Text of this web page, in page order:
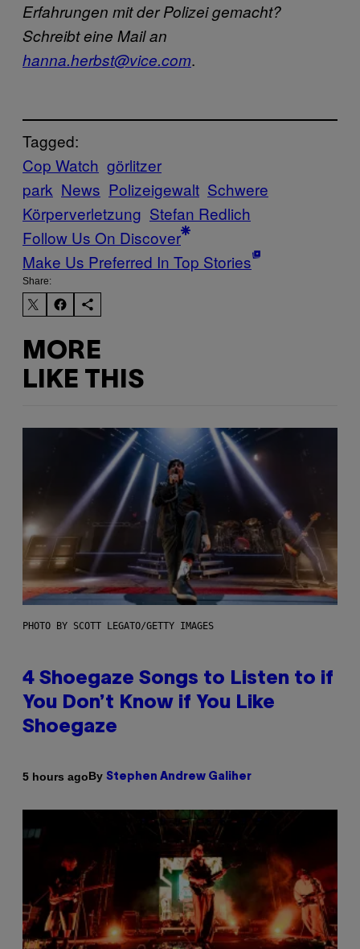
Erfahrungen mit der Polizei gemacht?
Schreibt eine Mail an
hanna.herbst@vice.com.
Tagged:
Cop Watch görlitzer
park News Polizeigewalt Schwere
Körperverletzung Stefan Redlich
Follow Us On Discover
Make Us Preferred In Top Stories
Share:
MORE
LIKE THIS
PHOTO BY SCOTT LEGATO/GETTY IMAGES
4 Shoegaze Songs to Listen to if
You Don’t Know if You Like
Shoegaze
5 hours agoBy Stephen Andrew Galiher